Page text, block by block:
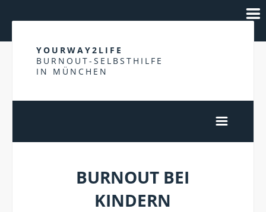
YOURWAY2LIFE
BURNOUT-SELBSTHILFE
IN MÜNCHEN
BURNOUT BEI
KINDERN